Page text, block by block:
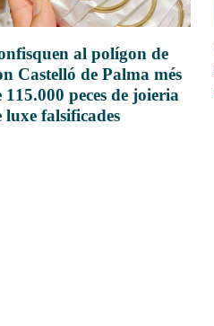
al polígon de
Castelló de Palma més
115.000 peces de joieria
luxe falsificades